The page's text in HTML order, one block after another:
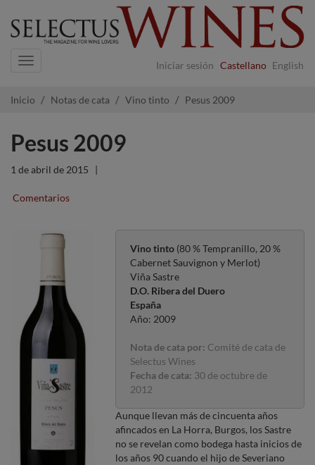
Iniciar sesión Castellano English
Navigation
Inicio Notas de cata Vino tinto Pesus 2009
Pesus 2009
1 de abril de 2015 |
Comentarios
Vino tinto (80 % Tempranillo, 20 %
Cabernet Sauvignon y Merlot)
Viña Sastre
D.O. Ribera del Duero
España
Año: 2009
Nota de cata por: Comité de cata de
Selectus Wines
Fecha de cata: 30 de octubre de
2012
Aunque llevan más de cincuenta años
afincados en La Horra, Burgos, los Sastre
no se revelan como bodega hasta inicios de
los años 90 cuando el hijo de Severiano